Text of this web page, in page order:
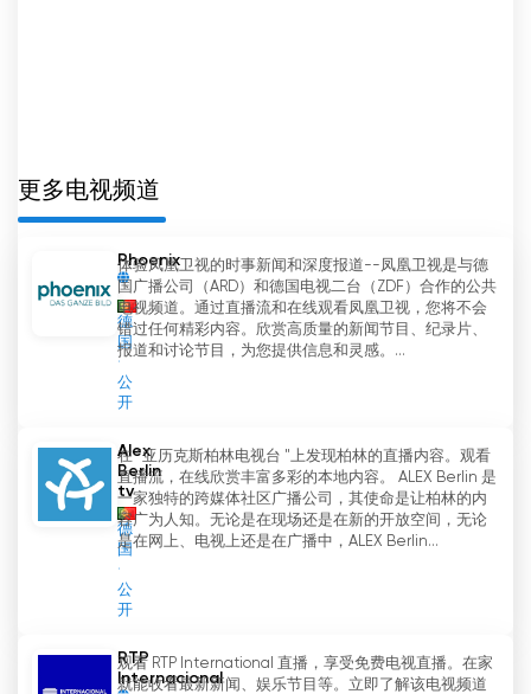
关内容，那么 RTP Memória 频道是一个极好的选
择。
RTP Memória 網絡電視直播
更多电视频道
Phoenix
德
国
公
开
体验凤凰卫视的时事新闻和深度报道--凤凰卫视是与德
国广播公司（ARD）和德国电视二台（ZDF）合作的公共
电视频道。通过直播流和在线观看凤凰卫视，您将不会
错过任何精彩内容。欣赏高质量的新闻节目、纪录片、
报道和讨论节目，为您提供信息和灵感。...
Alex
Berlin
tv
德
国
公
开
在 "亚历克斯柏林电视台 "上发现柏林的直播内容。观看
直播流，在线欣赏丰富多彩的本地内容。 ALEX Berlin 是
一家独特的跨媒体社区广播公司，其使命是让柏林的内
容广为人知。无论是在现场还是在新的开放空间，无论
是在网上、电视上还是在广播中，ALEX Berlin...
RTP
Internacional
观看 RTP International 直播，享受免费电视直播。在家
就能收看最新新闻、娱乐节目等。立即了解该电视频道